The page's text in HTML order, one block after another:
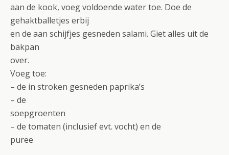
aan de kook, voeg voldoende water toe. Doe de
gehaktballetjes erbij
en de aan schijfjes gesneden salami. Giet alles uit de
bakpan
over.
Voeg toe:
– de in stroken gesneden paprika’s
– de
soepgroenten
– de tomaten (inclusief evt. vocht) en de
puree